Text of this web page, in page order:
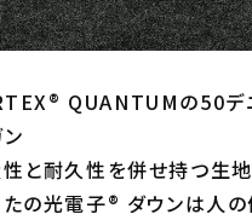
QUANTUMの50デ
性と耐久性を併せ持つ生
たの光電子® ダウンは人